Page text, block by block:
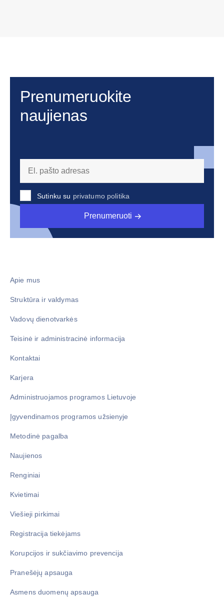
Prenumeruokite
naujienas
Sutinku su privatumo politika
Prenumeruoti
Apie mus
Struktūra ir valdymas
Vadovų dienotvarkės
Teisinė ir administracinė informacija
Kontaktai
Karjera
Administruojamos programos Lietuvoje
Įgyvendinamos programos užsienyje
Metodinė pagalba
Naujienos
Renginiai
Kvietimai
Viešieji pirkimai
Registracija tiekėjams
Korupcijos ir sukčiavimo prevencija
Pranešėjų apsauga
Asmens duomenų apsauga